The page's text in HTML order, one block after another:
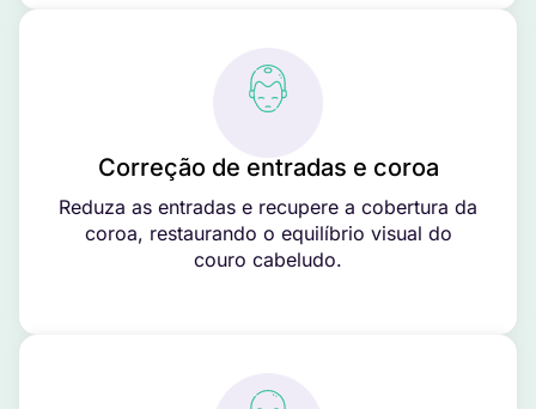
Correção de entradas e coroa
Reduza as entradas e recupere a cobertura da
coroa, restaurando o equilíbrio visual do
couro cabeludo.